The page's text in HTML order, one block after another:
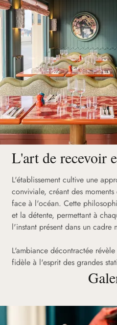
L'art de recevoir
L'établissement cultive une
conviviale, créant des
face à l'océan. Cette
et la détente, permettant à
l'instant présent dans un cadre
L'ambiance décontractée
fidèle à l'esprit des grandes